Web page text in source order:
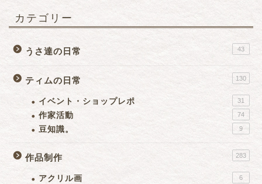
カテゴリー
うさ達の日常 43
ティムの日常 130
イベント・ショップレポ 31
作家活動 74
豆知識。 9
作品制作 283
アクリル画 6